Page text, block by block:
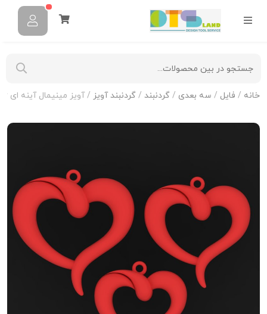
خانه / فایل / سه بعدی / گردنبند / گردنبند آویز / آویز مینیمال آینه ای N-M-06